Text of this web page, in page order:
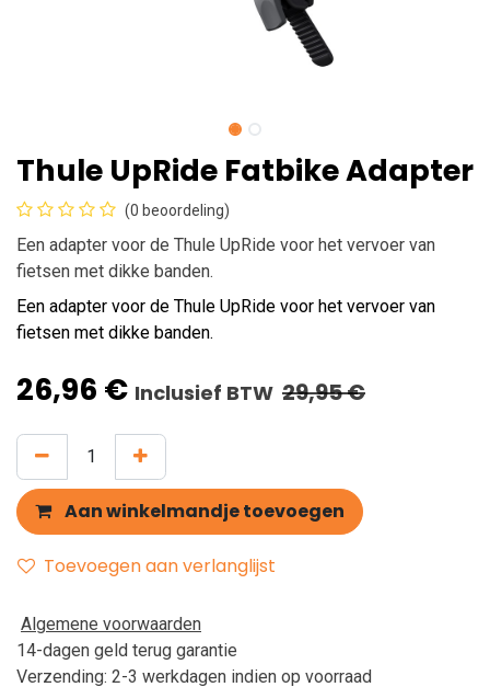
Thule UpRide Fatbike Adapter
(0 beoordeling)
Een adapter voor de Thule UpRide voor het vervoer van
fietsen met dikke banden.
Een adapter voor de Thule UpRide voor het vervoer van
fietsen met dikke banden.
26,96 € Inclusief BTW 29,95€
Aan winkelmandje toevoegen
Toevoegen aan verlanglijst
Algemene voorwaarden
14-dagen geld terug garantie
Verzending: 2-3 werkdagen indien op voorraad